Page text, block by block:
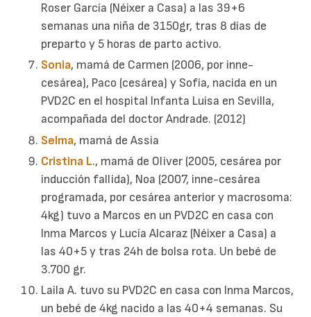
Roser García (Néixer a Casa) a las 39+6
semanas una niña de 3150gr, tras 8 días de
preparto y 5 horas de parto activo.
Sonia, mamá de Carmen (2006, por inne-
cesárea), Paco (cesárea) y Sofía, nacida en un
PVD2C en el hospital Infanta Luisa en Sevilla,
acompañada del doctor Andrade. (2012)
Selma, mamá de Assia
Cristina L., mamá de Oliver (2005, cesárea por
inducción fallida), Noa (2007, inne-cesárea
programada, por cesárea anterior y macrosoma:
4kg) tuvo a Marcos en un PVD2C en casa con
Inma Marcos y Lucía Alcaraz (Néixer a Casa) a
las 40+5 y tras 24h de bolsa rota. Un bebé de
3.700 gr.
Laila A. tuvo su PVD2C en casa con Inma Marcos,
un bebé de 4kg nacido a las 40+4 semanas. Su